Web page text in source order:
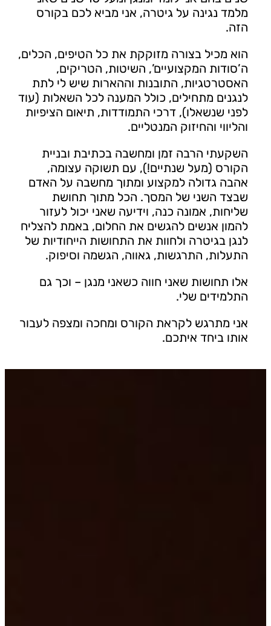
מלמד נגינה על גיטרה, אני מביא לכם בקורס
הזה.
הוא מכיל בצורה מזוקקת את כל הטיפים, הכלים,
ה’סודות המקצועיים’, השיטות, הטריקים,
האסטרטגיות, התובנות וההארות שיש לי לתת
לנגנים מתחילים, כולל המענה לכל השאלות (עוד
לפני שנשאלו), דרכי התמודדות, תיאום הציפיות
והליווי והחיזוק המנטליים.
השקעתי הרבה זמן ומחשבה בכתיבת ובניית
הקורס (מעל שנתיים!), עם תשוקה עצומה,
אהבה גדולה למקצוע ומתוך מחשבה על האדם
שבצד השני של המסך. הכל מתוך תחושת
שליחות, אמונה כנה, וידיעה שאני יכול לעזור
להמון אנשים להגשים את החלום, באמת להצליח
לנגן בגיטרה ולחוות את התחושות הייחודיות של
התעלות, התרגשות, גאווה, הגשמה וסיפוק.
אלו תחושות שאני חווה כשאני מנגן – וכך גם
התלמידים שלי.
אני מתרגש לקראת הקורס ומחכה ומצפה לעבור
אותו ביחד איתכם.